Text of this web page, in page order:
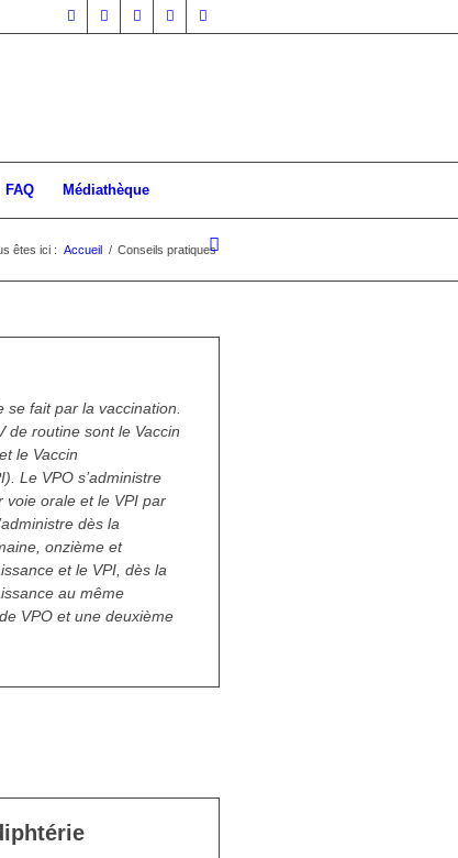
FAQ Médiathèque
êtes ici : Accueil / Conseils pratiques
fait par la vaccination.
de routine sont le Vaccin
le Vaccin
Le VPO s’administre
voie orale et le VPI par
dès la
onzième et
et le VPI, dès la
au même
VPO et une deuxième